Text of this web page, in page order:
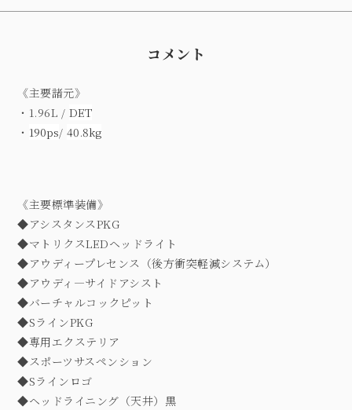
コメント
《主要諸元》
・1.96L / DET
・ 190ps/ 40.8kg
《主要標準装備》
◆アシスタンスPKG
◆マトリクスLEDヘッドライト
◆アウディープレセンス（後方衝突軽減システム）
◆アウディ―サイドアシスト
◆バーチャルコックピット
◆SラインPKG
◆専用エクステリア
◆スポーツサスペンション
◆Sラインロゴ
◆ヘッドライニング（天井）黒